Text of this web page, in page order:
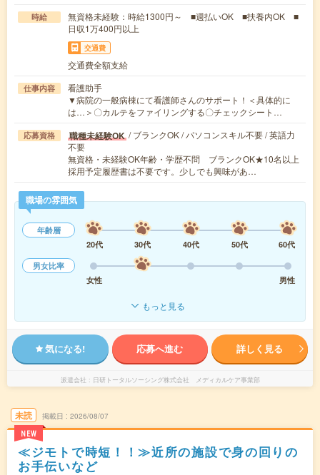
時給
無資格未経験：時給1300円～ ■週払いOK ■扶養内OK ■
日収1万400円以上
交通費
交通費全額支給
仕事内容
看護助手
▼病院の一般病棟にて看護師さんのサポート！＜具体的に
は…＞〇カルテをファイリングする〇チェックシート…
応募資格 職種未経験OK / ブランクOK / パソコンスキル不要 / 英語力
不要
無資格・未経験OK年齢・学歴不問 ブランクOK★10名以上
採用予定履歴書は不要です。少しでも興味があ…
職場の雰囲気
年齢層
20代
30代 40代 50代
60代
男女比率
女性
男性
もっと見る
気になる! 応募へ進む 詳しく見る
派遣会社 日研トータルソーシング株式会社 メディカルケア事業部
未読
NEW
掲載日 2026/08/07
≪ジモトで時短！！≫近所の施設で身の回りの
お手伝いなど